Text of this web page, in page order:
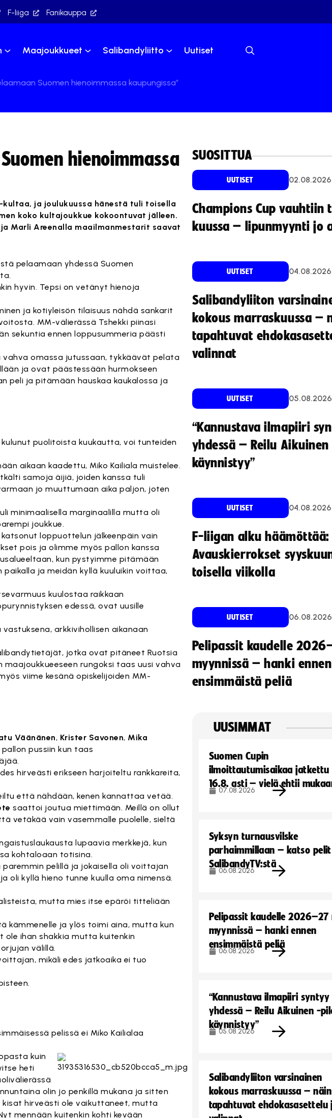
F-liiga Fanikauppa
Maajoukkueet Salibandyliitto Uutiset
Suomen hienoimmassa kaupungissa”
hienoimmassa
ja joulukuussa hänestä tuli toisella
koko kultajoukkue kokoontuvat jälleen.
Marli Areenalla maailmanmestarit saavat
pelaamaan yhdessä Suomen
hyvin. Tepsi on vetänyt hienoja
ja kotiyleisön tilaisuus nähdä sankarit
MM-välierässä Tshekki piinasi
sekuntia ennen loppusummeria päästi
vahva omassa jutussaan, tykkäävät pelata
ja ovat päästessään hurmokseen
peli ja pitämään hauskaa kaukalossa ja
puolitoista kuukautta, voi tunteiden
aikaan kaadettu, Miko Kailiala muistelee.
samoja äijiä, joiden kanssa tuli
jo muuttumaan aika paljon, joten
minimaalisella marginaalilla mutta oli
joukkue.
loppuottelun jälkeenpäin vain
pois ja olimme myös pallon kanssa
kun pystyimme pitämään
paikalla ja meidän kyllä kuuluikin voittaa,
kuulostaa raikkaan
edessä, ovat uusille
arkkivihollisen aikanaan
jotka ovat pitäneet Ruotsia
rungoksi taas uusi vahva
viime kesänä opiskelijoiden MM-
Väänänen, Krister Savonen, Mika
pussiin kun taas
hirveästi erikseen harjoiteltu rankkareita,
että nähdään, kenen kannattaa vetää.
saattoi joutua miettimään. Meillä on ollut
vetäkää vain vasemmalle puolelle, sieltä
lupaavia merkkejä, kun
kohtaloaan totisina.
pelillä ja jokaisella oli voittajan
oli kyllä hieno tunne kuulla oma nimensä.
mutta mies itse epäröi titteliään
kämmenelle ja ylös toimi aina, mutta kun
ole ihan shakkia mutta kuitenkin
välillä.
mikäli edes jatkoaika ei tuo
pelissä ei Miko Kailialaa
kuin
heti
olin jo penkillä mukana ja sitten
kisat hirveästi ole vaikuttaneet, mutta
mennään kuitenkin kohti kevään
SUOSITTUA
UUTISET 02.08.2026
Champions Cup vauhtiin
kuussa – lipunmyynti jo
UUTISET 04.08.2026
Salibandyliiton
kokous marraskuussa –
tapahtuvat
valinnat
UUTISET 05.08.2026
“Kannustava ilmapiiri
yhdessä – Reilu
käynnistyy”
UUTISET 04.08.2026
F-liigan alku häämöttää:
Avauskierrokset
toisella viikolla
UUTISET 06.08.2026
Pelipassit kaudelle
myynnissä – hanki ennen
ensimmäistä peliä
UUSIMMAT
Suomen Cupin
ilmoittautumisaikaa jatkettu
16.8. asti – vielä ehtii
07.08.2026
Syksyn turnausvilske
parhaimmillaan – katso pelit
SalibandyTV:stä
06.08.2026
Pelipassit kaudelle
myynnissä – hanki ennen
ensimmäistä peliä
06.08.2026
“Kannustava ilmapiiri syntyy
yhdessä – Reilu Aikuinen -
käynnistyy”
05.08.2026
Salibandyliiton varsinainen
kokous marraskuussa – näin
tapahtuvat ehdokasasettelu